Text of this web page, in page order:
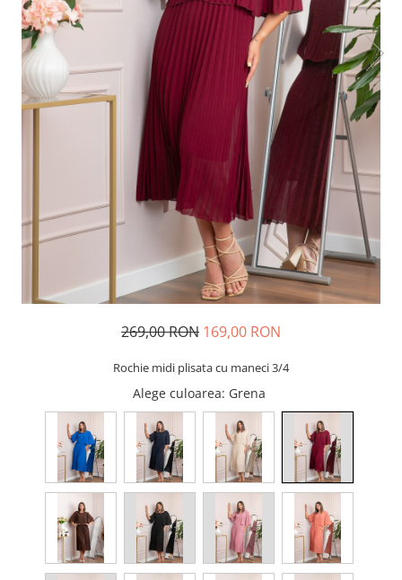
269,00 RON 169,00 RON
Rochie midi plisata cu maneci 3/4
Alege culoarea: Grena